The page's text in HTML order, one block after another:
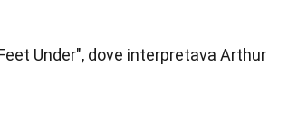
Under", dove interpretava Arthur